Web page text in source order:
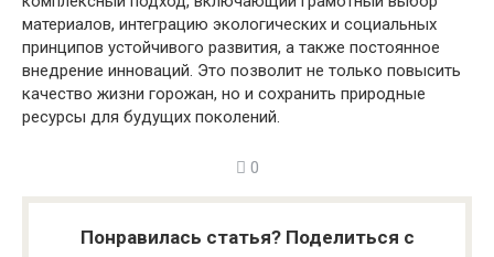
материалов, интеграцию экологических и социальных
принципов устойчивого развития, а также постоянное
внедрение инноваций. Это позволит не только повысить
качество жизни горожан, но и сохранить природные
ресурсы для будущих поколений.
0
Понравилась статья? Поделиться с